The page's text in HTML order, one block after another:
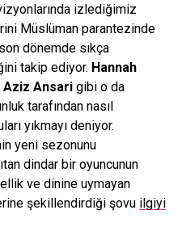
izlediğimiz
Müslüman parantezinde
dönemde sıkça
takip ediyor. Hannah
Aziz Ansari gibi o da
tarafından nasıl
yıkmayı deniyor.
yeni sezonunu
dindar bir oyuncunun
ve dinine uymayan
şekillendirdiği şovu ilgiyi